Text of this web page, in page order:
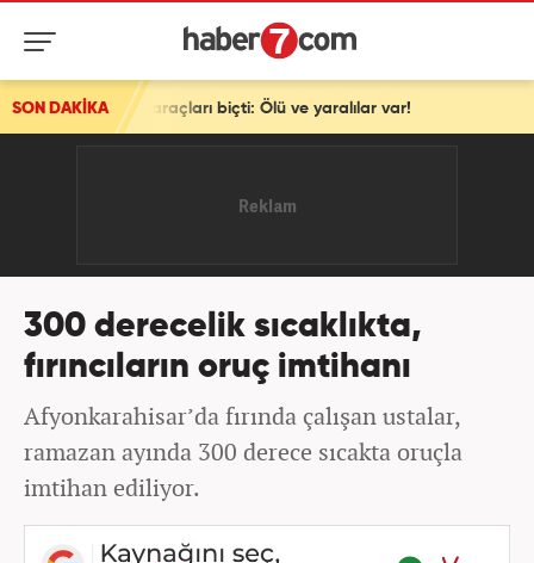
SON DAKİKA
araçları biçti: Ölü ve yaralılar var!
300 derecelik sıcaklıkta,
fırıncıların oruç imtihanı
Afyonkarahisar’da fırında çalışan ustalar,
ramazan ayında 300 derece sıcakta oruçla
imtihan ediliyor.